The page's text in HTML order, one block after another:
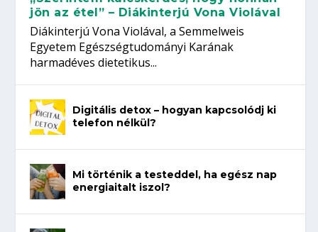
jön az étel” – Diákinterjú Vona Violával
Diákinterjú Vona Violával, a Semmelweis
Egyetem Egészségtudományi Karának
harmadéves dietetikus...
Digitális detox – hogyan kapcsolódj ki
telefon nélkül?
Mi történik a testeddel, ha egész nap
energiaitalt iszol?